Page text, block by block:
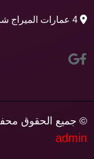
4 عمارات الميراج شارع الجامعة زهراء مدينة نصر القاهرة مصر
© جميع الحقوق
admin